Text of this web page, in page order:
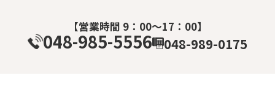
【営業時間 9：00～17：00】
048-985-5556 048-989-0175